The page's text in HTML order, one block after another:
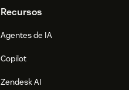
Recursos
Agentes de IA
Copilot
Zendesk AI